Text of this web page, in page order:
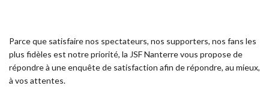
Parce que satisfaire nos spectateurs, nos supporters, nos fans les
plus fidèles est notre priorité, la JSF Nanterre vous propose de
répondre à une enquête de satisfaction afin de répondre, au mieux,
à vos attentes.